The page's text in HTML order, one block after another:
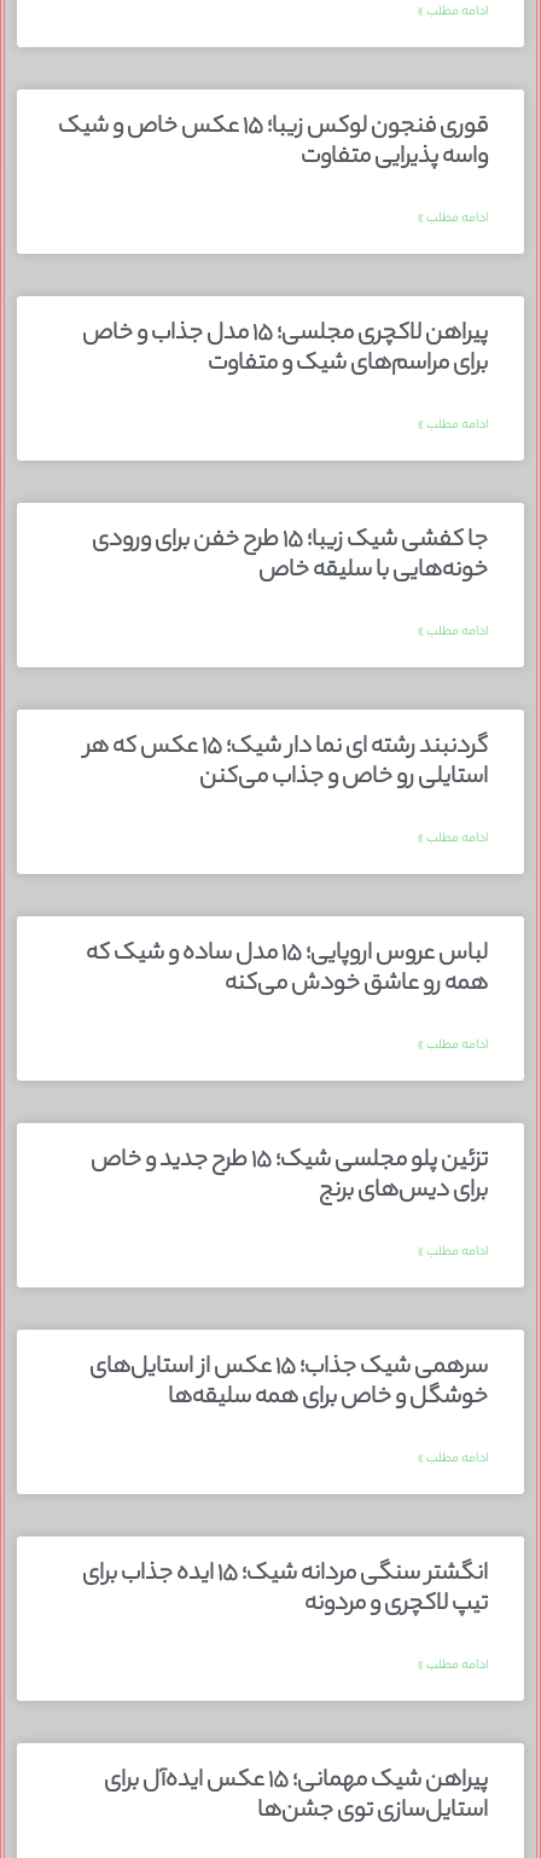
ادامه مطلب »
قوری فنجون لوکس زیبا؛ ۱۵ عکس خاص و شیک
واسه پذیرایی متفاوت
ادامه مطلب »
پیراهن لاکچری مجلسی؛ ۱۵ مدل جذاب و خاص
برای مراسم‌های شیک و متفاوت
ادامه مطلب »
جا کفشی شیک زیبا؛ ۱۵ طرح خفن برای ورودی
خونه‌هایی با سلیقه خاص
ادامه مطلب »
گردنبند رشته ای نما دار شیک؛ ۱۵ عکس که هر
استایلی رو خاص و جذاب می‌کنن
ادامه مطلب »
لباس عروس اروپایی؛ ۱۵ مدل ساده و شیک که
همه رو عاشق خودش می‌کنه
ادامه مطلب »
تزئین پلو مجلسی شیک؛ ۱۵ طرح جدید و خاص
برای دیس‌های برنج
ادامه مطلب »
سرهمی شیک جذاب؛ ۱۵ عکس از استایل‌های
خوشگل و خاص برای همه سلیقه‌ها
ادامه مطلب »
انگشتر سنگی مردانه شیک؛ ۱۵ ایده جذاب برای
تیپ لاکچری و مردونه
ادامه مطلب »
پیراهن شیک مهمانی؛ ۱۵ عکس ایده‌آل برای
استایل‌سازی توی جشن‌ها